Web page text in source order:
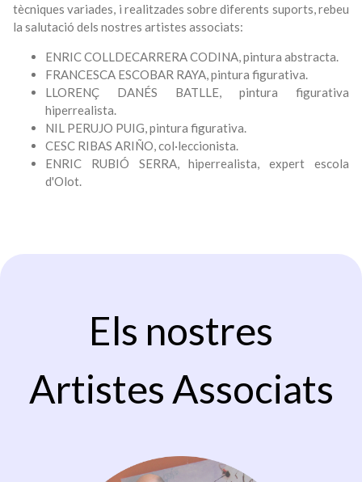
tècniques variades, i realitzades sobre diferents suports, rebeu
la salutació dels nostres artistes associats:
ENRIC COLLDECARRERA CODINA, pintura abstracta.
FRANCESCA ESCOBAR RAYA, pintura figurativa.
LLORENÇ DANÉS BATLLE, pintura figurativa
hiperrealista.
NIL PERUJO PUIG, pintura figurativa.
CESC RIBAS ARIÑO, col·leccionista.
ENRIC RUBIÓ SERRA, hiperrealista, expert escola
d'Olot.
Els nostres
Artistes Associats